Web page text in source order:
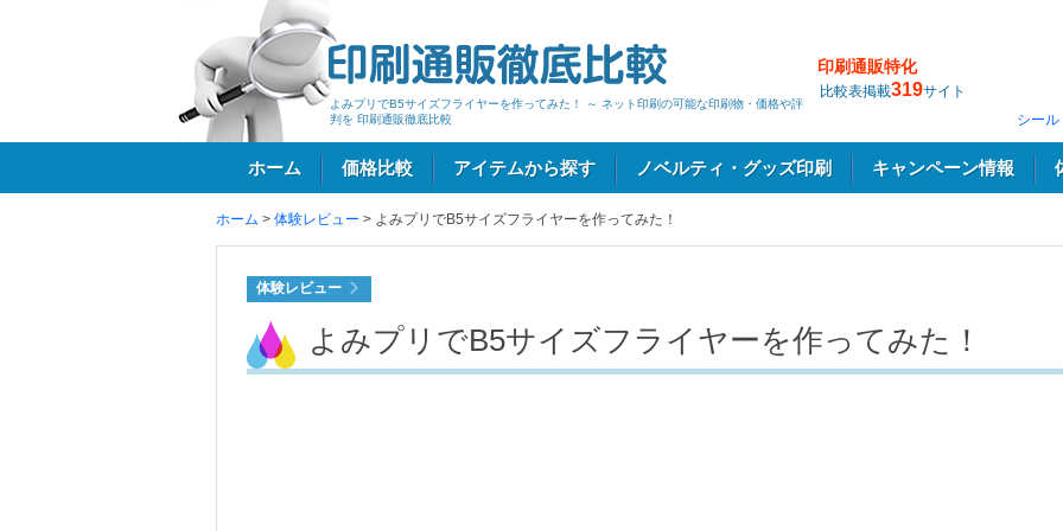
よみプリでB5サイズフライヤーを作ってみた！ ～ ネット印刷の可能な印刷物・価格や評
判を 印刷通販徹底比較
印刷通販特化
比較表掲載319サイト
シー
ホーム 価格比較 アイテムから探す ノベルティ・グッズ印刷 キャンペーン情報
ホーム > 体験レビュー > よみプリでB5サイズフライヤーを作ってみた！
体験レビュー
よみプリでB5サイズフライヤーを作ってみた！